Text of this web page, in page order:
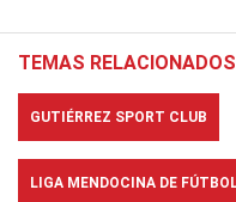
TEMAS RELACIONADOS
GUTIÉRREZ SPORT CLUB
LIGA MENDOCINA DE